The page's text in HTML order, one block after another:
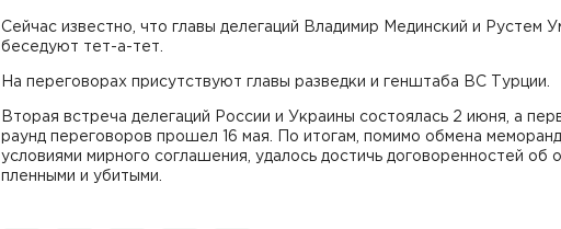
Сейчас известно, что главы делегаций Владимир Мединский и Рустем
беседуют тет-а-тет.
На переговорах присутствуют главы разведки и генштаба ВС Турции.
Вторая встреча делегаций России и Украины состоялась 2 июня, а
раунд переговоров прошел 16 мая. По итогам, помимо обмена
условиями мирного соглашения, удалось достичь договоренностей об
пленными и убитыми.